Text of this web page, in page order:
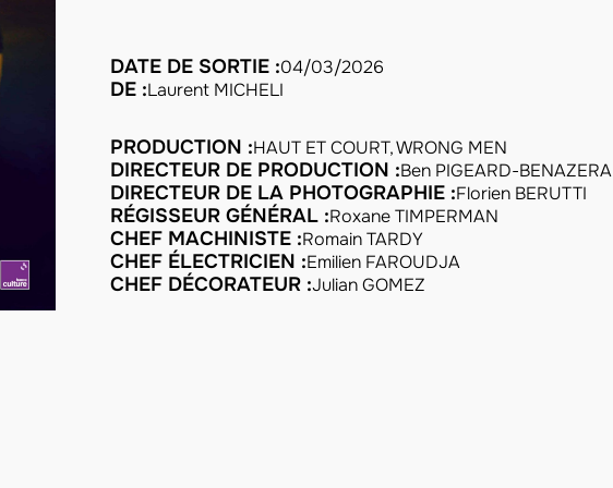
DATE DE SORTIE :04/03/2026
DE :Laurent MICHELI
PRODUCTION :HAUT ET COURT, WRONG MEN
DIRECTEUR DE PRODUCTION :Ben PIGEARD-BENAZERA
DIRECTEUR DE LA PHOTOGRAPHIE :Florien BERUTTI
RÉGISSEUR GÉNÉRAL :Roxane TIMPERMAN
CHEF MACHINISTE :Romain TARDY
CHEF ÉLECTRICIEN :Emilien FAROUDJA
CHEF DÉCORATEUR :Julian GOMEZ